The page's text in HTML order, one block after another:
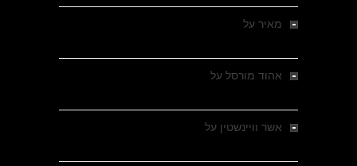
מאיר על
אהוד מורסל על
אשר וויינשטין על